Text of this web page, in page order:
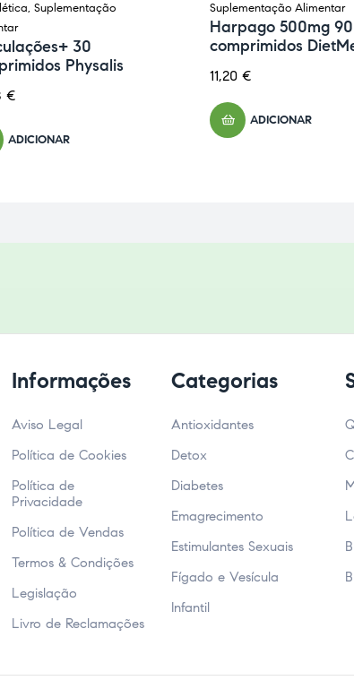
, Suplementação
30
Physalis
€
ADICIONAR
Suplementação Alimentar
Harpago 500mg 90
comprimidos
11,20 €
ADICIONAR
Informações
Aviso Legal
Política de Cookies
Política de
Privacidade
Política de Vendas
Termos & Condições
Legislação
Livro de Reclamações
Categorias
Antioxidantes
Detox
Diabetes
Emagrecimento
Estimulantes Sexuais
Fígado e Vesícula
Infantil